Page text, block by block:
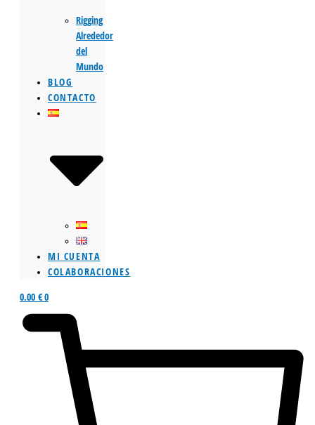
Rigging
Alrededor
del
Mundo
BLOG
CONTACTO
MI CUENTA
COLABORACIONES
0.00 €0